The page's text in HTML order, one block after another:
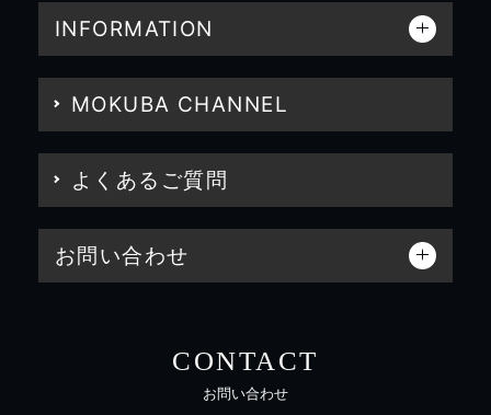
INFORMATION
MOKUBA CHANNEL
よくあるご質問
お問い合わせ
CONTACT
お問い合わせ